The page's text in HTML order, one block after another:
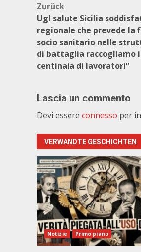
Zurück
Ugl salute Sicilia
regionale che prevede la
socio sanitario nelle
di battaglia raccogliamo
centinaia di lavoratori”
Lascia un commento
Devi essere connesso per
VERWANDTE GESCHICHTEN
Notizie Primo piano